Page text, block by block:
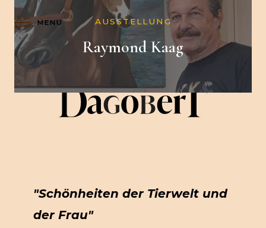
K
A
T
SHOP FR
AUSSTELLUNG
Raymond Kaag
"Schönheiten der Tierwelt und
der Frau"